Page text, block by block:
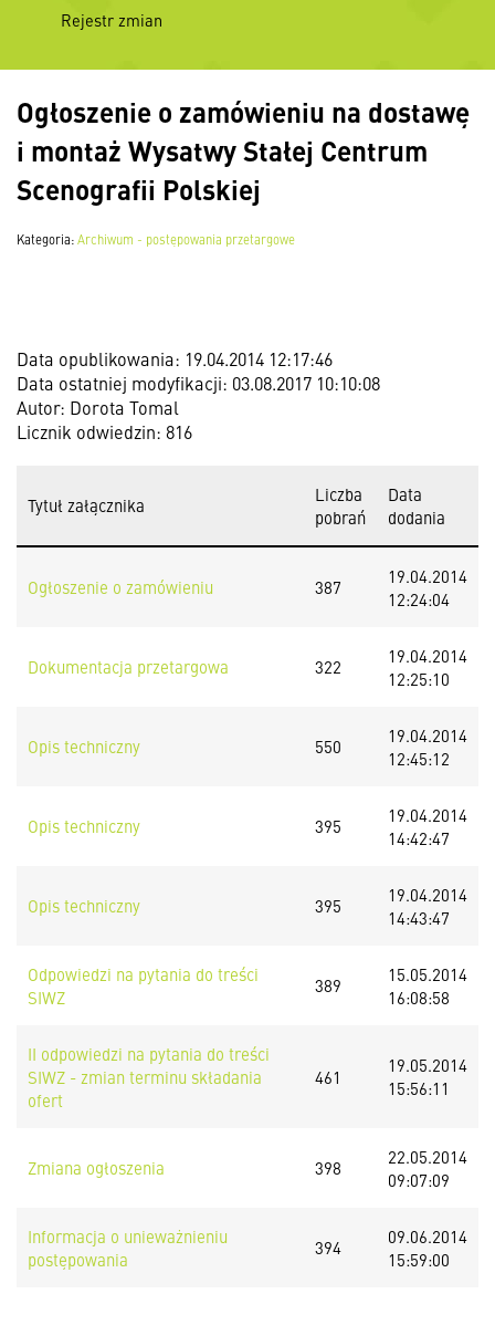
Rejestr zmian
Ogłoszenie o zamówieniu na dostawę
i montaż Wysatwy Stałej Centrum
Scenografii Polskiej
Kategoria:Archiwum - postępowania przetargowe
Data opublikowania: 19.04.2014 12:17:46
Data ostatniej modyfikacji: 03.08.2017 10:10:08
Autor: Dorota Tomal
Licznik odwiedzin: 816
Tytuł załącznika
Liczba
pobrań
Data
dodania
Ogłoszenie o zamówieniu 387
19.04.2014
12:24:04
Dokumentacja przetargowa 322
19.04.2014
12:25:10
Opis techniczny 550
19.04.2014
12:45:12
Opis techniczny 395
19.04.2014
14:42:47
Opis techniczny 395
19.04.2014
14:43:47
Odpowiedzi na pytania do treści
SIWZ
389
15.05.2014
16:08:58
II odpowiedzi na pytania do treści
SIWZ - zmian terminu składania
ofert
461
19.05.2014
15:56:11
Zmiana ogłoszenia 398
22.05.2014
09:07:09
Informacja o unieważnieniu
postępowania
394
09.06.2014
15:59:00